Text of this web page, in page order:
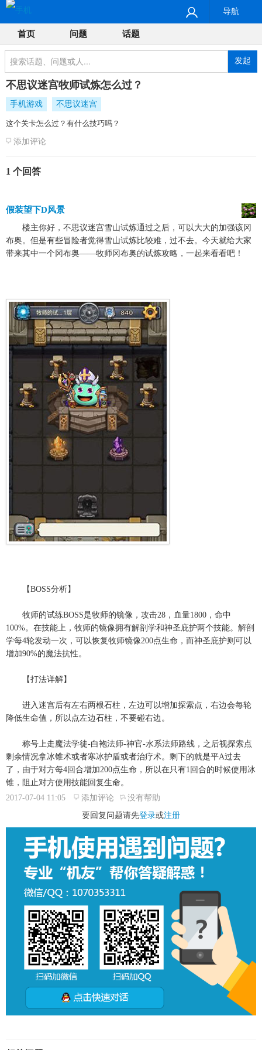
导航
首页 问题 话题
发起
不思议迷宫牧师试炼怎么过？
手机游戏 不思议迷宫
这个关卡怎么过？有什么技巧吗？
添加评论
1 个回答
假装望下D风景
楼主你好，不思议迷宫雪山试炼通过之后，可以大大的加强该冈
布奥。但是有些冒险者觉得雪山试炼比较难，过不去。今天就给大家
带来其中一个冈布奥——牧师冈布奥的试炼攻略，一起来看看吧！
【BOSS分析】
牧师的试练BOSS是牧师的镜像，攻击28，血量1800，命中
100%。在技能上，牧师的镜像拥有解剖学和神圣庇护两个技能。解剖
学每4轮发动一次，可以恢复牧师镜像200点生命，而神圣庇护则可以
增加90%的魔法抗性。
【打法详解】
进入迷宫后有左右两根石柱，左边可以增加探索点，右边会每轮
降低生命值，所以点左边石柱，不要碰右边。
称号上走魔法学徒-白袍法师-神官-水系法师路线，之后视探索点
剩余情况拿冰锥术或者寒冰护盾或者治疗术。剩下的就是平A过去
了，由于对方每4回合增加200点生命，所以在只有1回合的时候使用冰
锥，阻止对方使用技能回复生命。
2017-07-04 11:05
添加评论
没有帮助
要回复问题请先登录或注册